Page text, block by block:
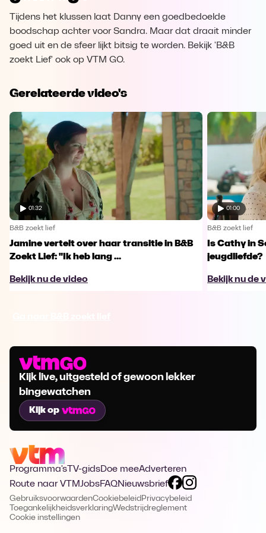
Tijdens het klussen laat Danny een goedbedoelde
boodschap achter voor Sandra. Maar dat draait minder
goed uit en de sfeer lijkt bitsig te worden. Bekijk 'B&B
zoekt Lief' ook op VTM GO.
Gerelateerde video's
01:32
B&B zoekt lief
Jamine vertelt over haar transitie in B&B
Zoekt Lief: "Ik heb lang ...
Bekijk nu de video
01:00
B&B zoekt lief
Is Cathy in
jeugdliefde?
Bekijk nu de
Kijk live, uitgesteld of gewoon lekker
bingewatchen
Kijk op
Programma's TV-gidsDoe meeAdverteren
Route naar VTMJobsFAQNieuwsbrief
GebruiksvoorwaardenCookiebeleid Privacybeleid
ToegankelijkheidsverklaringWedstrijdreglement
Cookie instellingen